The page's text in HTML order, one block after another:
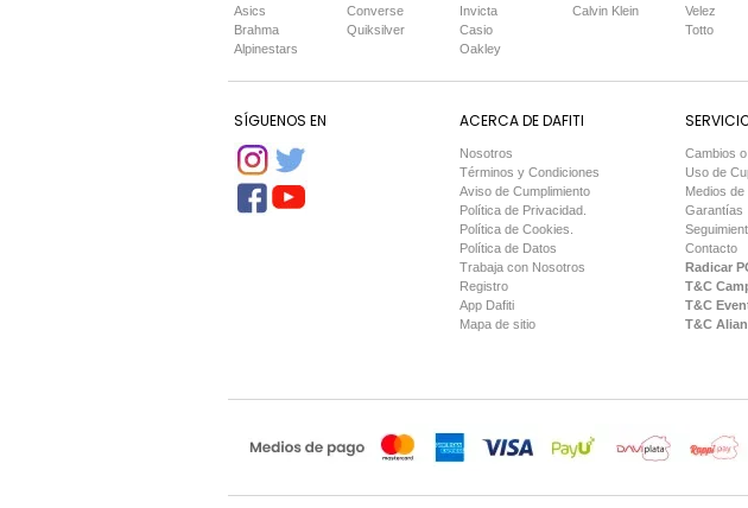
Asics
Brahma
Alpinestars
Converse
Quiksilver
Invicta
Casio
Oakley
Calvin Klein
Velez
Totto
SÍGUENOS EN ACERCA DE DAFITI
Nosotros
Términos y Condiciones
Aviso de Cumplimiento
Política de Privacidad.
Política de Cookies.
Política de Datos
Trabaja con Nosotros
Registro
App Dafiti
Mapa de sitio
Cambios
Uso de
Medios de
Garantías
Contacto
Radicar
T&C
T&C
T&C